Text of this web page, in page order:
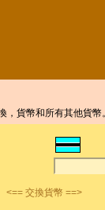
貨幣和所有其他貨幣。
<== 交換貨幣 ==>